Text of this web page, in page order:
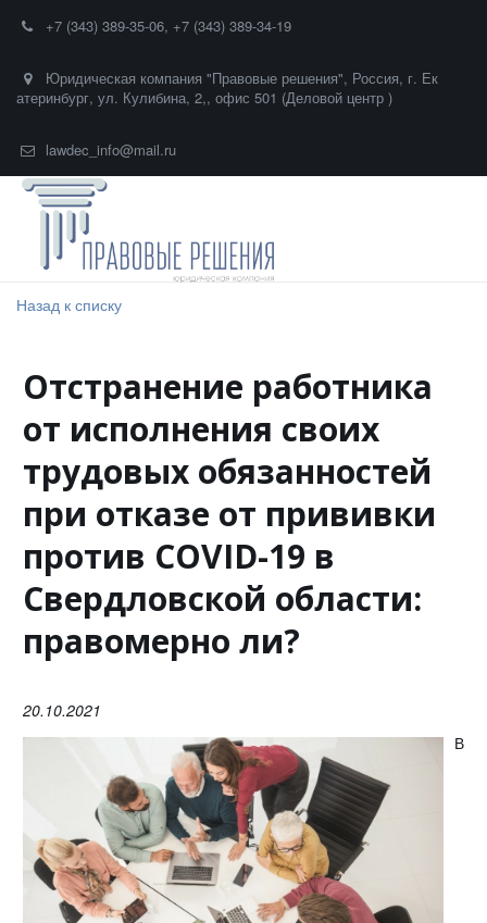
+7 (343) 389-35-06, +7 (343) 389-34-19
Юридическая компания "Правовые решения", Россия, г. Ек
атеринбург, ул. Кулибина, 2,, офис 501 (Деловой центр )
lawdec_info@mail.ru
Назад к списку
Отстранение работника
от исполнения своих
трудовых обязанностей
при отказе от прививки
против COVID-19 в
Свердловской области:
правомерно ли?
20.10.2021
В